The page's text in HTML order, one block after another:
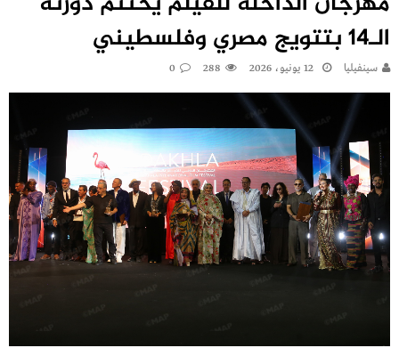
الـ14 بتتويج مصري وفلسطيني
سينفيليا 12 يونيو، 2026 288
0